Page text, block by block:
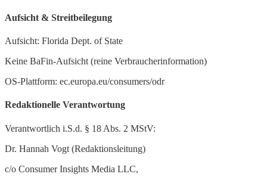
Aufsicht & Streitbeilegung
Aufsicht: Florida Dept. of State
Keine BaFin-Aufsicht (reine Verbraucherinformation)
OS-Plattform: ec.europa.eu/consumers/odr
Redaktionelle Verantwortung
Verantwortlich i.S.d. § 18 Abs. 2 MStV:
Dr. Hannah Vogt (Redaktionsleitung)
c/o Consumer Insights Media LLC,